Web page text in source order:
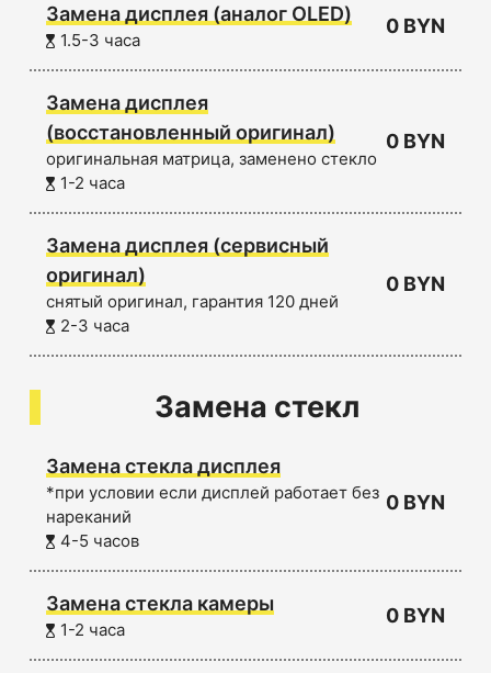
Замена дисплея (аналог OLED)
1.5-3 часа
0 BYN
Замена дисплея
(восстановленный оригинал)
оригинальная матрица, заменено стекло
1-2 часа
0 BYN
Замена дисплея (сервисный
оригинал)
снятый оригинал, гарантия 120 дней
2-3 часа
0 BYN
Замена стекл
Замена стекла дисплея
*при условии если дисплей работает без
нареканий
4-5 часов
0 BYN
Замена стекла камеры
1-2 часа
0 BYN